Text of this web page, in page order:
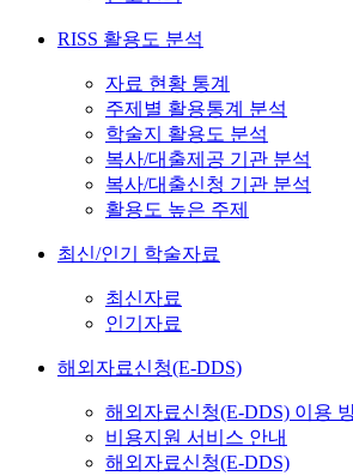
RISS 활용도 분석
자료 현황 통계
주제별 활용통계 분석
학술지 활용도 분석
복사/대출제공 기관 분석
복사/대출신청 기관 분석
활용도 높은 주제
최신/인기 학술자료
최신자료
인기자료
해외자료신청(E-DDS)
해외자료신청(E-DDS) 이용
비용지원 서비스 안내
해외자료신청(E-DDS)